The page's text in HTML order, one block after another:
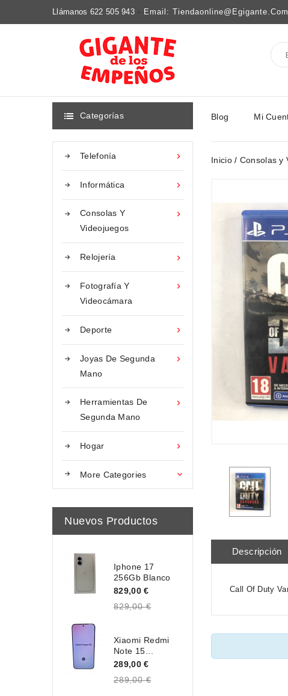
Llámanos 622 505 943 - Email: Tiendaonline@egigante.com
 Categorías

Telefonía

Informática

Consolas Y
Videojuegos

Relojería

Fotografía Y
Videocámara

Deporte

Joyas De Segunda
Mano

Herramientas De
Segunda Mano

Hogar
More Categories 
Nuevos Productos
Iphone 17
256Gb Blanco
829,00 €
829,00 €
Xiaomi Redmi
Note 15...
289,00 €
289,00 €
Blog Mi
Inicio Consolas y
Descripción
Call Of Duty